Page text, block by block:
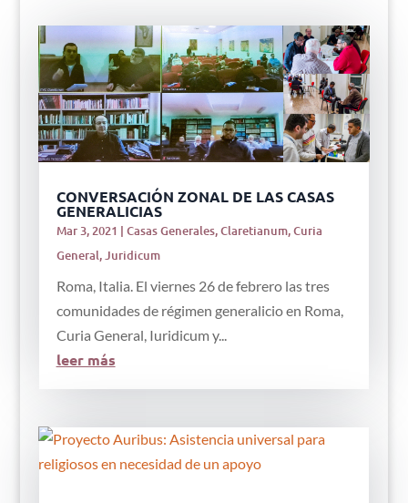
CONVERSACIÓN ZONAL DE LAS CASAS
GENERALICIAS
Mar 3, 2021 | Casas Generales,Claretianum,Curia
General,Juridicum
Roma, Italia. El viernes 26 de febrero las tres
comunidades de régimen generalicio en Roma,
Curia General, Iuridicum y...
leer más